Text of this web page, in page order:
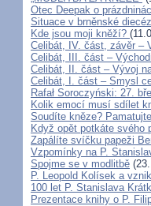
Otec Deepak o
Situace v brněnské
Kde jsou moji kněží?
Celibát, IV. část, závěr –
Celibát, III. část –
Celibát, II. část – Vývoj
Celibát, I. část – Smysl
Rafał Soroczyński: 27.
Kolik emocí musí sdílet
Soudíte kněze?
Když opět potkáte svého
Zapálíte svíčku papeži
Vzpomínky na P.
Spojme se v modlitbě
P. Leopold Kolísek a
100 let P. Stanislava
Prezentace knihy o P.